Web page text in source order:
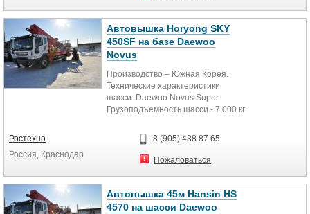
Автовышка Horyong SKY
450SF на базе Daewoo
Novus
Производство – Южная Корея.
Технические характеристики
шасси: Daewoo Novus Super
Грузоподъемность шасси - 7 000 кг
Ростехно
Россия, Краснодар
8 (905) 438 87 65
Пожаловаться
Автовышка 45м Hansin HS
4570 на шасси Daewoo